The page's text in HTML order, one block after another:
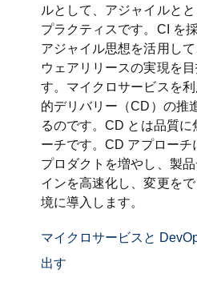
ルとして、アジャイルと
プラクティスです。CI を
アジャイル思想を活用し
ウェアリリースの実現を
す。マイクロサービスを
的デリバリー（CD）の推
るのです。CD とは品質に
ーチです。CD アプローチ
プロダクトを増やし、製
インを高速化し、変更を
境に導入します。
マイクロサービスと
出す